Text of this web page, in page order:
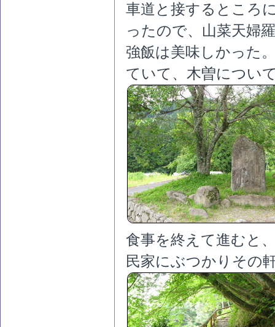
車道と接するところ
ったので、山菜天婦
強飯は美味しかった
ていて、木曽につい
食事を終えて進むと
民家にぶつかりその